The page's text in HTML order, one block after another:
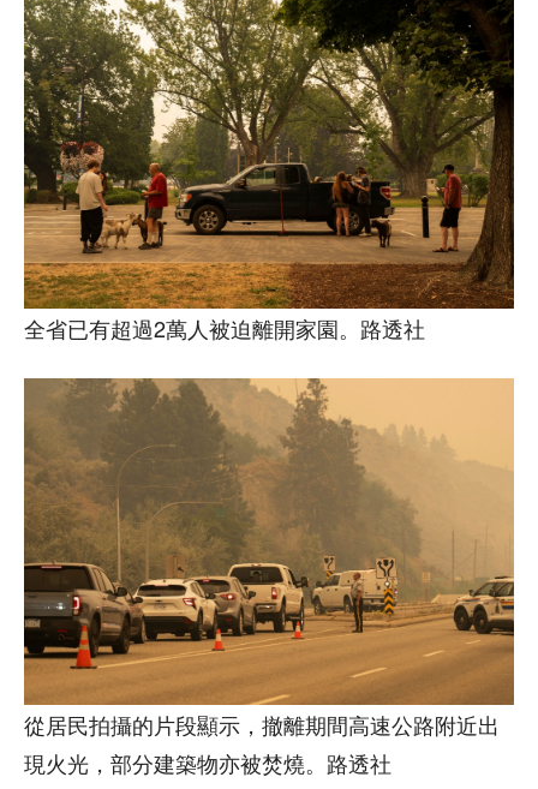
全省已有超過2萬人被迫離開家園。路透社
從居民拍攝的片段顯示，撤離期間高速公路附近出
現火光，部分建築物亦被焚燒。路透社